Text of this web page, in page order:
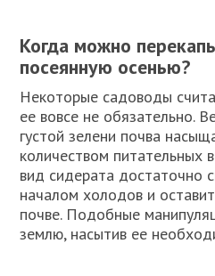
Когда можно
посеянную осенью?
Некоторые садоводы
ее вовсе не обязательно.
густой зелени почва
количеством питательных
вид сидерата достаточно
началом холодов и
почве. Подобные
землю, насытив ее